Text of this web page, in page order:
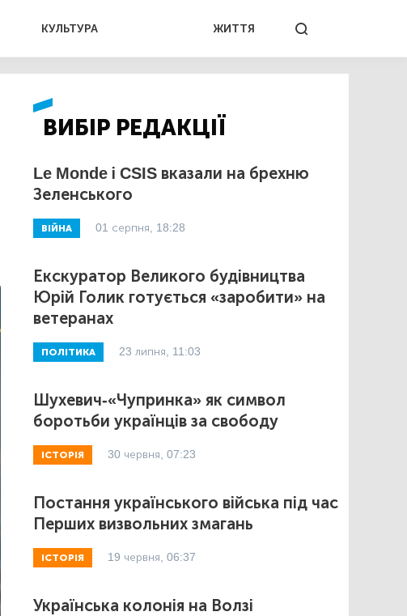
КУЛЬТУРА ЖИТТЯ
ВИБІР РЕДАКЦІЇ
Le Monde і CSIS вказали на брехню
Зеленського
ВІЙНА 01 серпня, 18:28
Екскуратор Великого будівництва
Юрій Голик готується «заробити» на
ветеранах
ПОЛІТИКА 23 липня, 11:03
Шухевич-«Чупринка» як символ
боротьби українців за свободу
ІСТОРІЯ 30 червня, 07:23
Постання українського війська під час
Перших визвольних змагань
ІСТОРІЯ 19 червня, 06:37
Українська колонія на Волзі